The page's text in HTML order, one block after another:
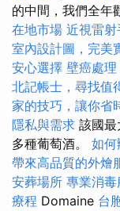
的中間，我們全年
在地市場 近視雷
室內設計圖，完美
安心選擇 壁癌處
北記帳士，尋找值
家的技巧，讓你省
隱私與需求 該國
多種葡萄酒。 如何
帶來高品質的外燴
安葬場所 專業消
療程 Domaine 台